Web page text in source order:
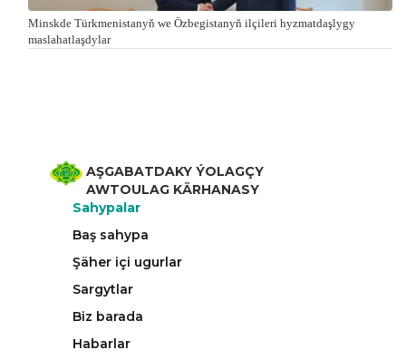
Minskde Türkmenistanyň we Özbegistanyň ilçileri hyzmatdaşlygy
maslahatlaşdylar
AŞGABATDAKY ÝOLAGÇY
AWTOULAG KÄRHANASY
Sahypalar
Baş sahypa
Şäher içi ugurlar
Sargytlar
Biz barada
Habarlar